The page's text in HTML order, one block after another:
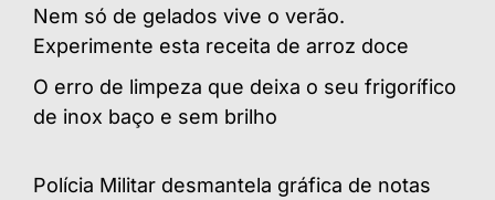
Nem só de gelados vive o verão.
Experimente esta receita de arroz doce
O erro de limpeza que deixa o seu frigorífico
de inox baço e sem brilho
Polícia Militar desmantela gráfica de notas